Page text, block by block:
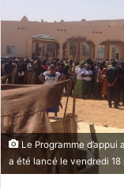
Le Programme d’appui
a été lancé le vendredi